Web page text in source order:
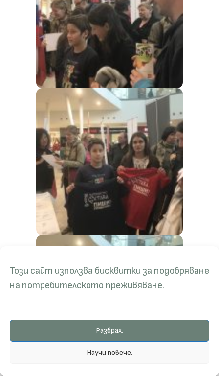
Този сайт използва бисквитки за подобряване
на потребителското преживяване.
Разбрах.
Научи повече.